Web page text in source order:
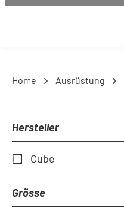
Home Ausrüstung
Hersteller
Cube
Grösse